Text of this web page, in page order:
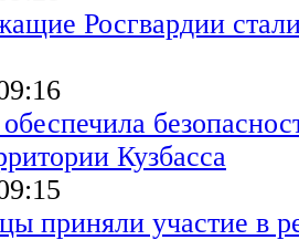
Росгвардии
Кузбасса
приняли участие в